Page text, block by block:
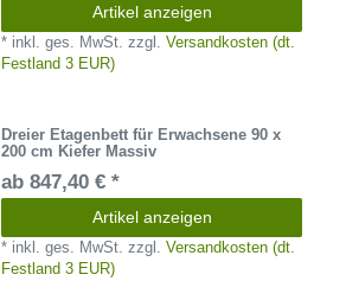
Artikel anzeigen
* inkl. ges. MwSt. zzgl.Versandkosten (dt.
Festland 3 EUR)
Dreier Etagenbett für Erwachsene 90 x
200 cm Kiefer Massiv
ab 847,40 € *
Artikel anzeigen
* inkl. ges. MwSt. zzgl.Versandkosten (dt.
Festland 3 EUR)